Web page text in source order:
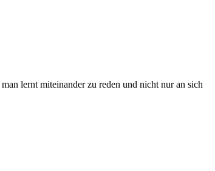
lernt miteinander zu reden und nicht nur an sich